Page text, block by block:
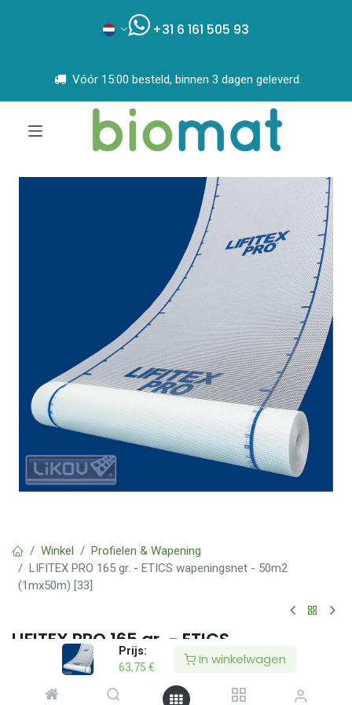
Prijs:
63,75 € In winkelwagen
+31 6 161 505 93
Vóór 15:00 besteld, binnen 3 dagen geleverd.
Winkel
Profielen & Wapening
LIFITEX PRO 165 gr. - ETICS wapeningsnet - 50m2
(1mx50m) [33]
LIFITEX PRO 165 gr. - ETICS
wapeningsnet - 50m2 (1mx50m) [33]
(0 beoordeling)